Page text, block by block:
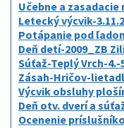
Učebne a
Letecký výcvik-
Potápanie pod
Deň detí-2009_ZB
Súťaž-Teplý Vrch-4.-
Zásah-Hričov-
Výcvik obsluhy
Deň otv. dverí a
Ocenenie